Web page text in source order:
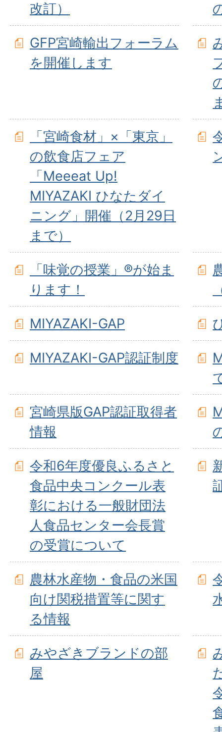
改訂）
GFP宮崎輸出フォーラム
を開催します
「宮崎食材」×「東京」
の飲食店フェア
「Meeeat Up!
MIYAZAKI ひなたダイ
ニング」開催（2月29日
まで）
「味覚の授業」®が始ま
ります！
MIYAZAKI-GAP
MIYAZAKI-GAP認証制度
宮崎県版GAP認証取得者
情報
令和6年度優良ふるさと
食品中央コンクール表
彰における一般財団法
人食品センター会長賞
の受賞について
農林水産物・食品の米国
向け関税措置等に関す
る情報
みやざきブランドの部
屋